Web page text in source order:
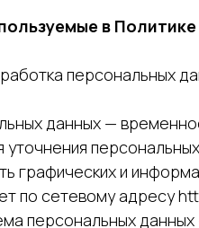
в Политике
персональных
данных —
графических и
по сетевому адресу
персональных